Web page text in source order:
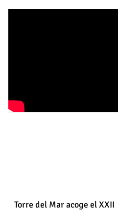
Torre del Mar acoge el XXII